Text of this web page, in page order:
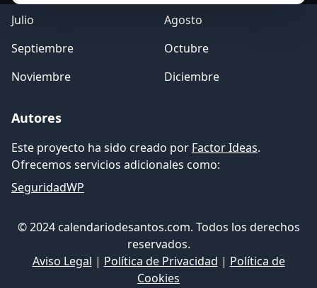
Julio
Agosto
Septiembre
Octubre
Noviembre
Diciembre
Autores
Este proyecto ha sido creado por Factor Ideas.
Ofrecemos servicios adicionales como:
SeguridadWP
© 2024 calendariodesantos.com. Todos los derechos
reservados.
Aviso Legal | Política de Privacidad | Política de
Cookies